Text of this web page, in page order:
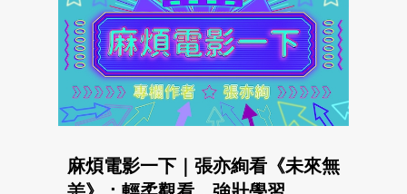
麻煩電影一下｜張亦絢看《未來無